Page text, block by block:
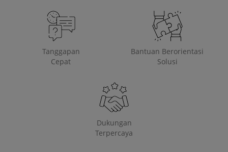
Tanggapan
Cepat
Bantuan Berorientasi
Solusi
Dukungan
Terpercaya